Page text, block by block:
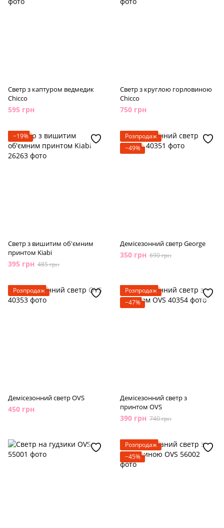
Светр з каптуром ведмедик
Chicco
595 грн
Светр з круглою горловиною
Chicco
750 грн
−19%
Светр з вишитим об'ємним
принтом Kiabi
395 грн 485 грн
Розпродаж
−49%
Демісезонний светр George
350 грн 690 грн
Розпродаж
Демісезонний светр OVS
450 грн
Розпродаж
−47%
Демісезонний светр з
принтом OVS
390 грн 740 грн
Розпродаж
−45%